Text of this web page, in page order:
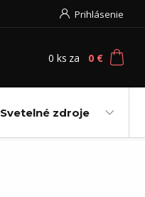
Prihlásenie
0 ks za 0 €
Svetelné zdroje